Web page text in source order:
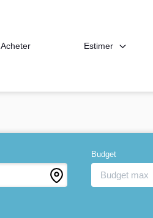
Acheter Estimer
Budget